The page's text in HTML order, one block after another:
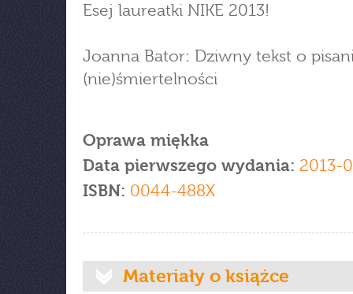
Esej laureatki NIKE 2013!
Joanna Bator: Dziwny tekst o
(nie)śmiertelności
Oprawa miękka
Data pierwszego wydania: 2013-
ISBN: 0044-488X
Materiały o książce